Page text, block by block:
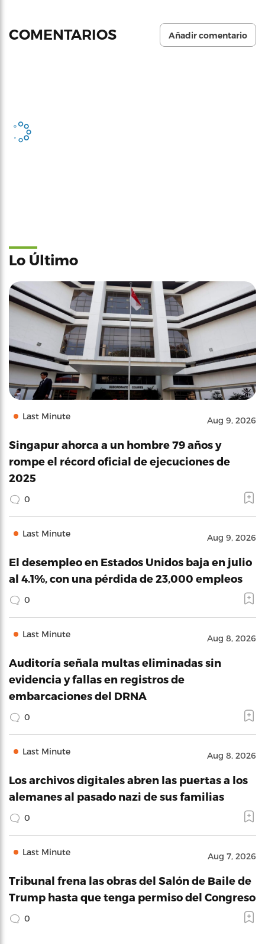
COMENTARIOS Añadir comentario
Lo Último
Last Minute Aug 9, 2026
Singapur ahorca a un hombre 79 años y
rompe el récord oficial de ejecuciones de
2025
0
Last Minute Aug 9, 2026
El desempleo en Estados Unidos baja en julio
al 4.1%, con una pérdida de 23,000 empleos
0
Last Minute Aug 8, 2026
Auditoría señala multas eliminadas sin
evidencia y fallas en registros de
embarcaciones del DRNA
0
Last Minute Aug 8, 2026
Los archivos digitales abren las puertas a los
alemanes al pasado nazi de sus familias
0
Last Minute Aug 7, 2026
Tribunal frena las obras del Salón de Baile de
Trump hasta que tenga permiso del Congreso
0